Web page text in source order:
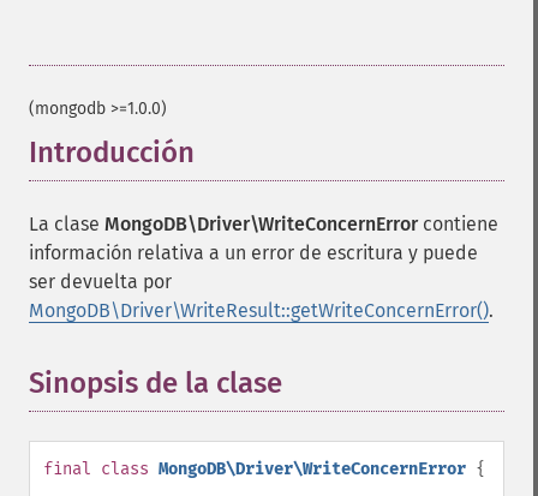
(mongodb >=1.0.0)
Introducción
La clase MongoDB\Driver\WriteConcernErrorcontiene
información relativa a un error de escritura y puede
ser devuelta por
MongoDB\Driver\WriteResult::getWriteConcernError().
Sinopsis de la clase
final class MongoDB\Driver\WriteConcernError {